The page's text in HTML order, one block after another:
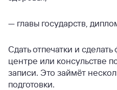
— главы государств,
Сдать отпечатки и
центре или консульстве
записи. Это займёт
подготовки.